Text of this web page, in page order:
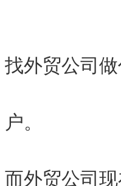
找外贸公司
户。
而外贸公司